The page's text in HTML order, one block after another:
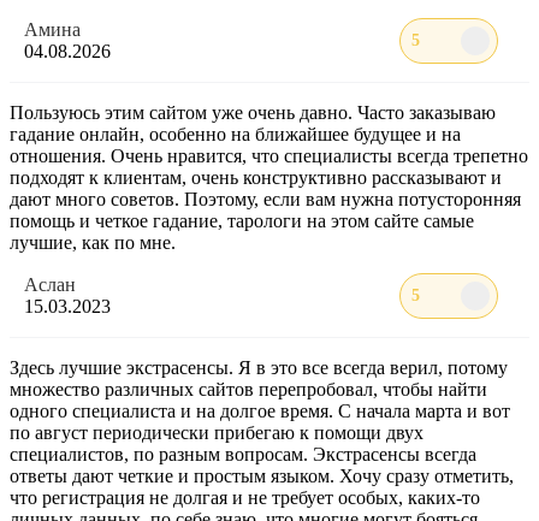
Амина
04.08.2026
5
Пользуюсь этим сайтом уже очень давно. Часто заказываю
гадание онлайн, особенно на ближайшее будущее и на
отношения. Очень нравится, что специалисты всегда трепетно
подходят к клиентам, очень конструктивно рассказывают и
дают много советов. Поэтому, если вам нужна потусторонняя
помощь и четкое гадание, тарологи на этом сайте самые
лучшие, как по мне.
Аслан
15.03.2023
5
Здесь лучшие экстрасенсы. Я в это все всегда верил, потому
множество различных сайтов перепробовал, чтобы найти
одного специалиста и на долгое время. С начала марта и вот
по август периодически прибегаю к помощи двух
специалистов, по разным вопросам. Экстрасенсы всегда
ответы дают четкие и простым языком. Хочу сразу отметить,
что регистрация не долгая и не требует особых, каких-то